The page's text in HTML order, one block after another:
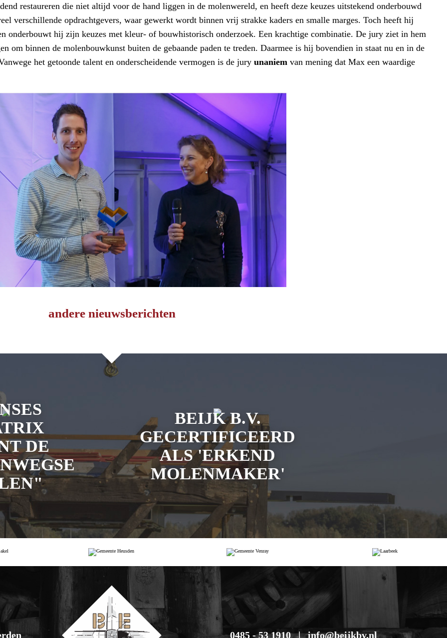
restaureren die niet altijd voor de hand liggen in de molenwereld, en heeft deze keuzes uitstekend onderbouwd
verschillende opdrachtgevers, waar gewerkt wordt binnen vrij strakke kaders en smalle marges. Toch heeft hij
onderbouwt hij zijn keuzes met kleur- of bouwhistorisch onderzoek. Een krachtige combinatie. De jury ziet in hem
om binnen de molenbouwkunst buiten de gebaande paden te treden. Daarmee is hij bovendien in staat nu en in de
het getoonde talent en onderscheidende vermogen is de jury unaniem van mening dat Max een waardige
andere nieuwsberichten
DE
BEIJK B.V.
GECERTIFICEERD
ALS 'ERKEND
MOLENMAKER'
0485 - 53 1910 info@beijkbv.nl